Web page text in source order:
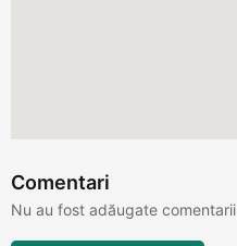
Comentari
Nu au fost adăugate